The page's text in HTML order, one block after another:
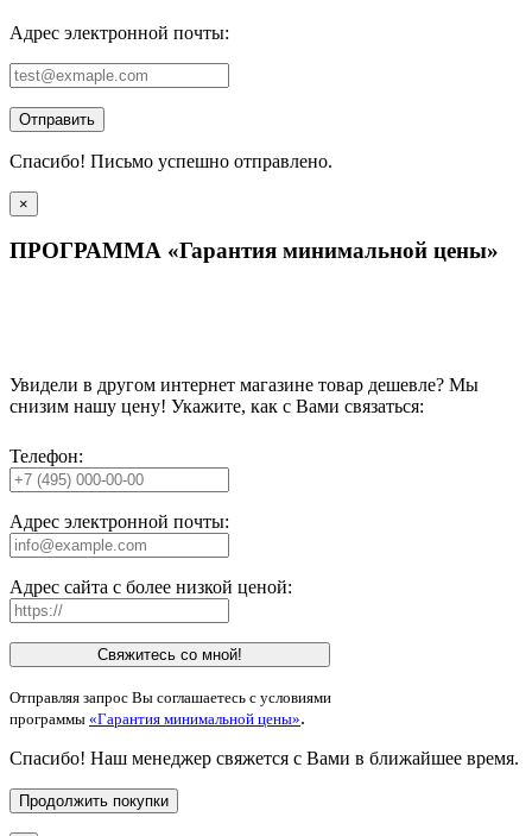
Адрес электронной почты:
Отправить
Спасибо! Письмо успешно отправлено.
×
ПРОГРАММА «Гарантия минимальной цены»
Увидели в другом интернет магазине товар дешевле? Мы
снизим нашу цену! Укажите, как с Вами связаться:
Телефон:
Адрес электронной почты:
Адрес сайта с более низкой ценой:
Свяжитесь со мной!
Отправляя запрос Вы соглашаетесь с условиями
программы «Гарантия минимальной цены».
Спасибо! Наш менеджер свяжется с Вами в ближайшее время.
Продолжить покупки